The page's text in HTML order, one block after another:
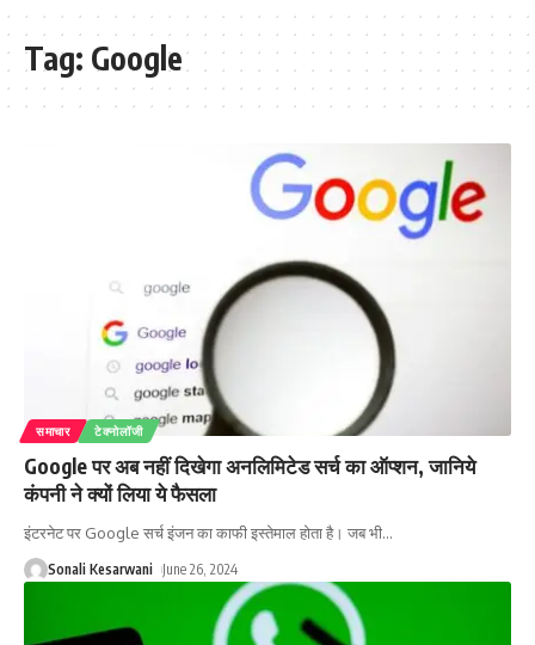
Tag: Google
समाचार टेक्नोलॉजी
Google पर अब नहीं दिखेगा अनलिमिटेड सर्च का ऑप्शन, जानिये
कंपनी ने क्यों लिया ये फैसला
इंटरनेट पर Google सर्च इंजन का काफी इस्तेमाल होता है। जब भी…
Sonali Kesarwani June 26, 2024